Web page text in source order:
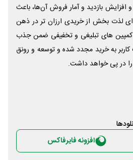
افزایش بازدید و آمار فروش آن‌ها، باعث
لذت بخش از خریدی ارزان تر در ذهن
های تبلیغی و تخفیفی ضمن جذب
به خرید مجدد شده و توسعه و رونق
در پی خواهد داشت.
افزونه فایرفاکس